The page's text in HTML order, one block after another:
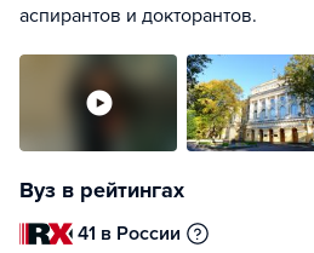
аспирантов и докторантов.
Вуз в рейтингах
41 в России